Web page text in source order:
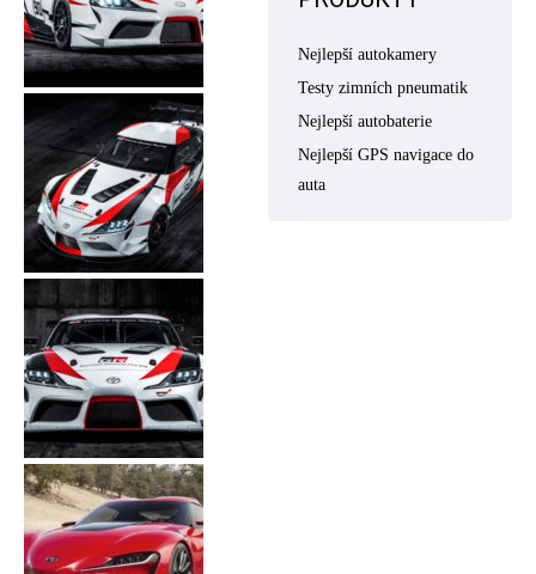
Nejlepší autokamery
Testy zimních pneumatik
Nejlepší autobaterie
Nejlepší GPS navigace do
auta